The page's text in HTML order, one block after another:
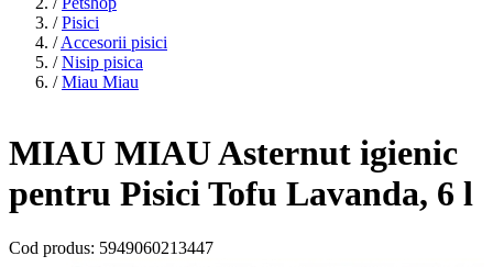
/ Pisici
/ Accesorii pisici
/ Nisip pisica
/ Miau Miau
MIAU MIAU Asternut igienic
pentru Pisici Tofu Lavanda, 6 l
Cod produs: 5949060213447